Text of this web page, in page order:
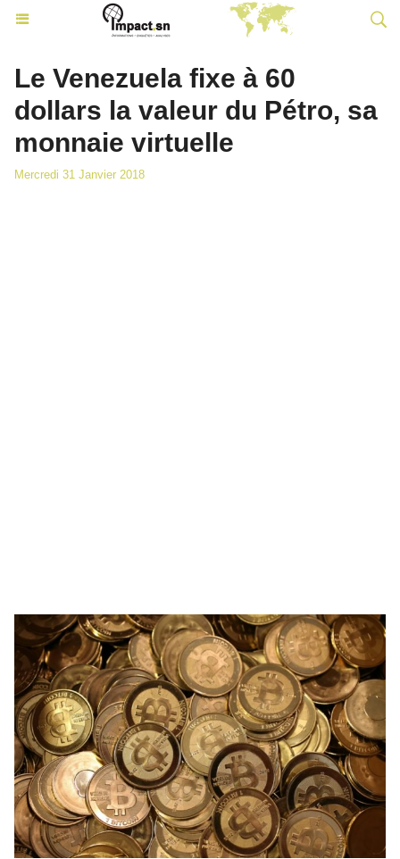
Le Venezuela fixe à 60
dollars la valeur du Pétro, sa
monnaie virtuelle
Mercredi 31 Janvier 2018